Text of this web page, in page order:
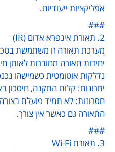
אפליקציות ייעודיות.
###
2. תאורת אינפרא אדום (IR)
מערכת תאורה זו משתמשת
יחידות תאורה מחוברות לאותן
נדלקות אוטומטית כשמישהו
יתרונות: קלות התקנה, חיסכון
חסרונות: לא תמיד פועלת
התאורה גם כאשר אין צורך.
###
3. תאורת Wi-Fi